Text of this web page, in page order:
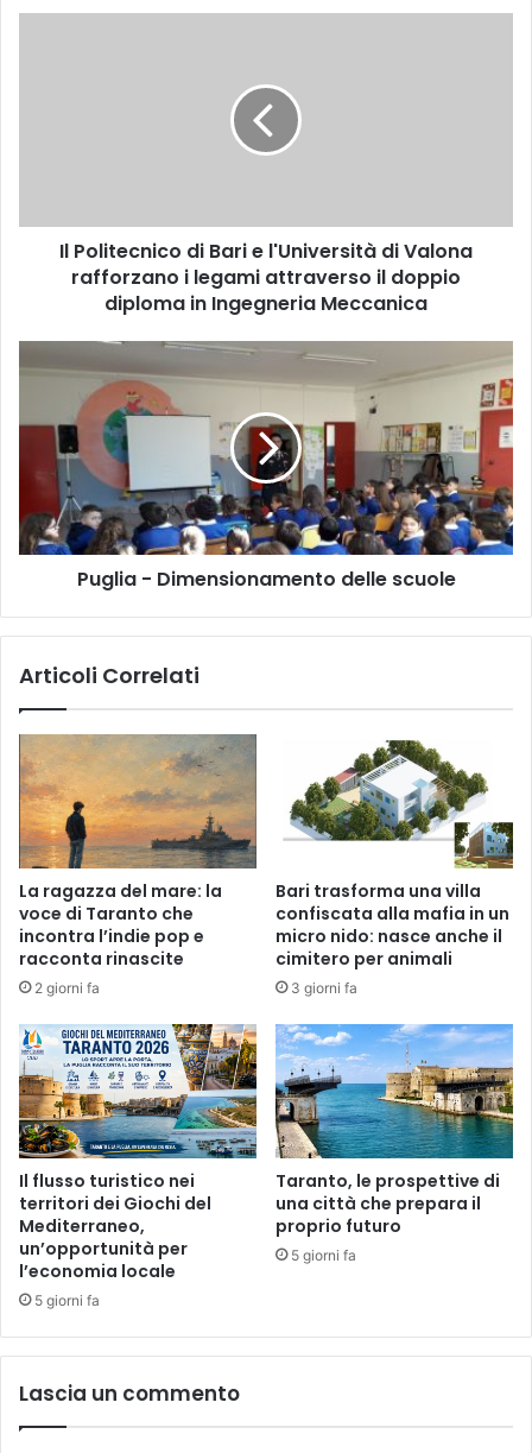
rafforzano
diploma
Ingegneria
Meccanica
Il Politecnico di Bari e l'Università di Valona
rafforzano i legami attraverso il doppio
diploma in Ingegneria Meccanica
Dimensionamento
delle
scuole
Puglia - Dimensionamento delle scuole
Articoli Correlati
La ragazza del mare: la
voce di Taranto che
incontra l’indie pop e
racconta rinascite
2 giorni fa
Bari trasforma una villa
confiscata alla mafia in un
micro nido: nasce anche il
cimitero per animali
3 giorni fa
Il flusso turistico nei
territori dei Giochi del
Mediterraneo,
un’opportunità per
l’economia locale
5 giorni fa
Taranto, le prospettive di
una città che prepara il
proprio futuro
5 giorni fa
Lascia un commento